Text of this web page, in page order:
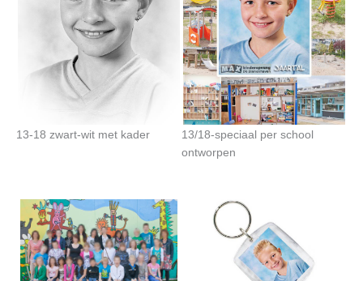
13-18 zwart-wit met kader
13/18-speciaal per school
ontworpen